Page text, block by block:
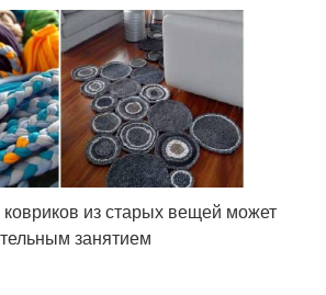
из старых вещей может
занятием